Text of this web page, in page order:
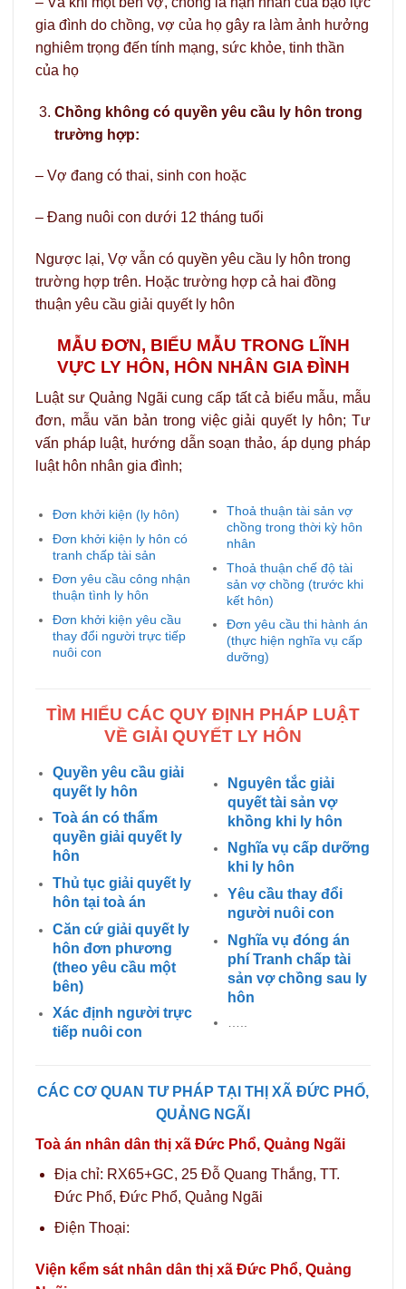
gia đình do chồng, vợ của họ gây ra làm ảnh hưởng
nghiêm trọng đến tính mạng, sức khỏe, tinh thần
của họ
Chồng không có quyền yêu cầu ly hôn trong
trường hợp:
– Vợ đang có thai, sinh con hoặc
– Đang nuôi con dưới 12 tháng tuổi
Ngược lại, Vợ vẫn có quyền yêu cầu ly hôn trong
trường hợp trên. Hoặc trường hợp cả hai đồng
thuận yêu cầu giải quyết ly hôn
MẪU ĐƠN, BIỂU MẪU TRONG LĨNH
VỰC LY HÔN, HÔN NHÂN GIA ĐÌNH
Luật sư Quảng Ngãi cung cấp tất cả biểu mẫu, mẫu
đơn, mẫu văn bản trong việc giải quyết ly hôn; Tư
vấn pháp luật, hướng dẫn soạn thảo, áp dụng pháp
luật hôn nhân gia đình;
Đơn khởi kiện (ly hôn)
Đơn khởi kiện ly hôn có
tranh chấp tài sản
Đơn yêu cầu công nhận
thuận tình ly hôn
Đơn khởi kiện yêu cầu
thay đổi người trực tiếp
nuôi con
Thoả thuận tài sản vợ
chồng trong thời kỳ hôn
nhân
Thoả thuận chế độ tài
sản vợ chồng (trước khi
kết hôn)
Đơn yêu cầu thi hành án
(thực hiện nghĩa vụ cấp
dưỡng)
TÌM HIỂU CÁC QUY ĐỊNH PHÁP LUẬT
VỀ GIẢI QUYẾT LY HÔN
Quyền yêu cầu giải
quyết ly hôn
Toà án có thẩm
quyền giải quyết ly
hôn
Thủ tục giải quyết ly
hôn tại toà án
Căn cứ giải quyết ly
hôn đơn phương
(theo yêu cầu một
bên)
Xác định người trực
tiếp nuôi con
Nguyên tắc giải
quyết tài sản vợ
khồng khi ly hôn
Nghĩa vụ cấp dưỡng
khi ly hôn
Yêu cầu thay đổi
người nuôi con
Nghĩa vụ đóng án
phí Tranh chấp tài
sản vợ chồng sau ly
hôn
…..
CÁC CƠ QUAN TƯ PHÁP TẠI THỊ XÃ ĐỨC PHỔ,
QUẢNG NGÃI
Toà án nhân dân thị xã Đức Phổ, Quảng Ngãi
Địa chỉ: RX65+GC, 25 Đỗ Quang Thắng, TT.
Đức Phổ, Đức Phổ, Quảng Ngãi
Điện Thoại:
Viện kểm sát nhân dân thị xã Đức Phổ, Quảng